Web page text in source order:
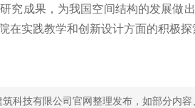
究成果，为我国空间结构的发展做
实践教学和创新设计方面的积极探
科技有限公司官网整理发布，如部分内